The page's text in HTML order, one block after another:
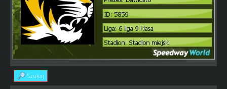
Szukaj